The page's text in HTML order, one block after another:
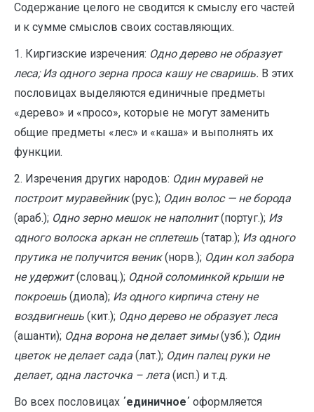
Содержание целого не сводится к смыслу его частей
и к сумме смыслов своих составляющих.
1. Киргизские изречения: Одно дерево не образует
леса; Из одного зерна проса кашу не сваришь. В этих
пословицах выделяются единичные предметы
«дерево» и «просо», которые не могут заменить
общие предметы «лес» и «каша» и выполнять их
функции.
2. Изречения других народов: Один муравей не
построит муравейник(рус.); Один волос — не борода
(араб.); Одно зерно мешок не наполнит(португ.); Из
одного волоска аркан не сплетешь (татар.); Из одного
прутика не получится веник(норв.); Один кол забора
не удержит(словац.); Одной соломинкой крыши не
покроешь (диола); Из одного кирпича стену не
воздвигнешь (кит.); Одно дерево не образует леса
(ашанти); Одна ворона не делает зимы(узб.); Один
цветок не делает сада (лат.); Один палец руки не
делает, одна ласточка – лета (исп.) и т.д.
Во всех пословицах ΄единичное΄ оформляется